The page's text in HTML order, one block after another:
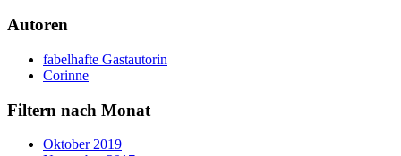
Autoren
fabelhafte Gastautorin
Corinne
Filtern nach Monat
Oktober 2019